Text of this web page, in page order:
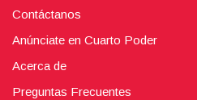
Contáctanos
Anúnciate en Cuarto Poder
Acerca de
Preguntas Frecuentes